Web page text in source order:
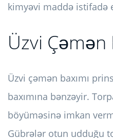
kimyəvi maddə istifadə
Üzvi Çəmən
Üzvi çəmən baxımı
baxımına bənzəyir.
böyüməsinə imkan
Gübrələr otun udduğu